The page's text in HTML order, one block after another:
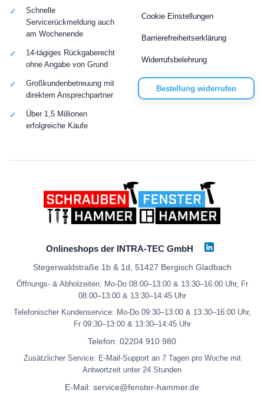
Cookie Einstellungen
Barrierefreiheitserklärung
Widerrufsbelehrung
Bestellung widerrufen
Schnelle
Servicerückmeldung auch
am Wochenende
14-tägiges Rückgaberecht
ohne Angabe von Grund
Großkundenbetreuung mit
direktem Ansprechpartner
Über 1,5 Millionen
erfolgreiche Käufe
Onlineshops der INTRA-TEC GmbH
Stegerwaldstraße 1b & 1d, 51427 Bergisch Gladbach
Öffnungs- & Abholzeiten: Mo-Do 08:00–13:00 & 13:30–16:00 Uhr, Fr
08:00–13:00 & 13:30–14:45 Uhr
Telefonischer Kundenservice: Mo-Do 09:30–13:00 & 13:30–16:00 Uhr,
Fr 09:30–13:00 & 13:30–14:45 Uhr
Telefon: 02204 910 980
Zusätzlicher Service: E-Mail-Support an 7 Tagen pro Woche mit
Antwortzeit unter 24 Stunden
E-Mail: service@fenster-hammer.de